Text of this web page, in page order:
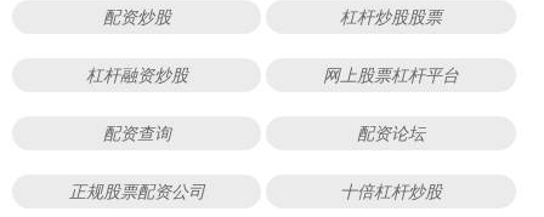
配资炒股 杠杆炒股股票
杠杆融资炒股 网上股票杠杆平台
配资查询 配资论坛
正规股票配资公司 十倍杠杆炒股